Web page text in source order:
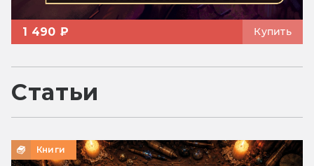
1 490 ₽ Купить
Статьи
Книги